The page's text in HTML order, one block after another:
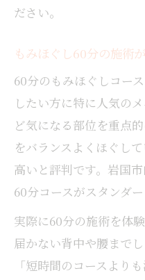
ださい。
もみほぐし60分の施術
60分のもみほぐしコー
したい方に特に人気の
ど気になる部位を重点
をバランスよくほぐし
高いと評判です。岩国
60分コースがスタンダ
実際に60分の施術を体
届かない背中や腰まで
「短時間のコースより